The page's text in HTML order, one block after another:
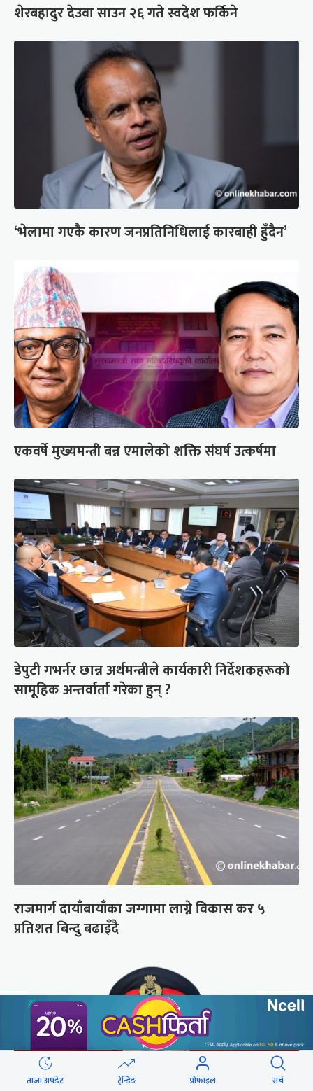
शेरबहादुर देउवा साउन २६ गते स्वदेश फर्किने
‘भेलामा गएकै कारण जनप्रतिनिधिलाई कारबाही हुँदैन’
एकवर्षे मुख्यमन्त्री बन्न एमालेको शक्ति संघर्ष उत्कर्षमा
डेपुटी गभर्नर छान्न अर्थमन्त्रीले कार्यकारी निर्देशकहरूको
सामूहिक अन्तर्वार्ता गरेका हुन् ?
राजमार्ग दायाँबायाँका जग्गामा लाग्ने विकास कर ५
प्रतिशत बिन्दु बढाइँदै
ताजा अपडेट ट्रेन्डिङ प्रोफाइल सर्च